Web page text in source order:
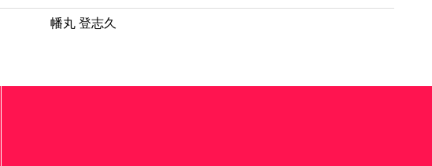
幡丸 登志久